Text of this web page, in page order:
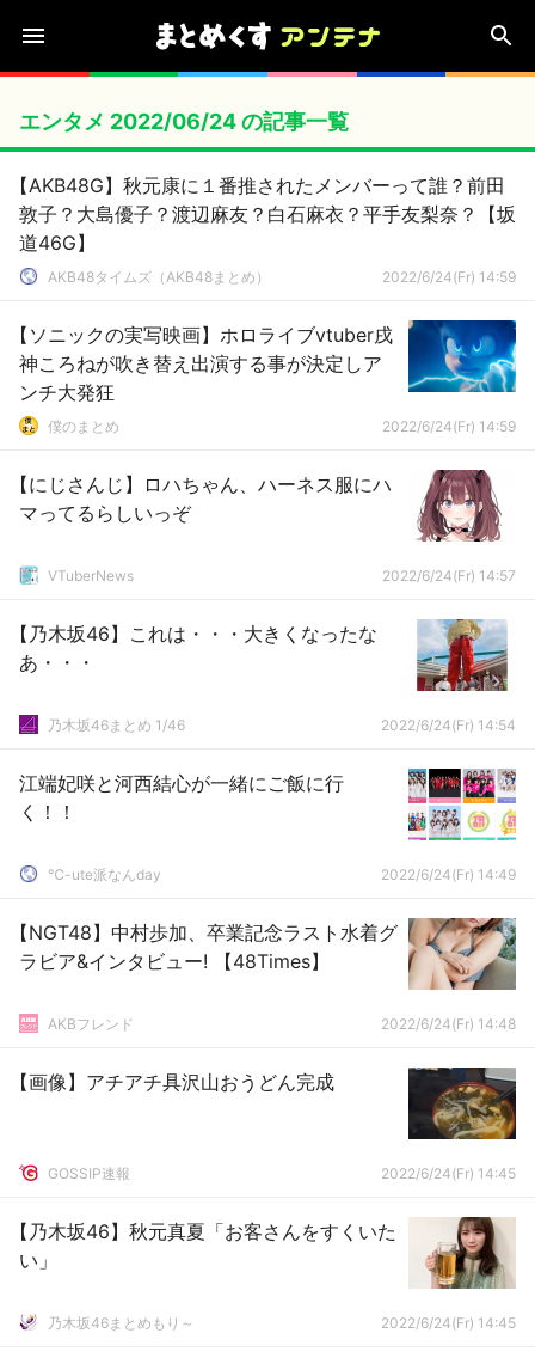
エンタメ 2022/06/24 の記事一覧
【AKB48G】秋元康に１番推されたメンバーって誰？前田
敦子？大島優子？渡辺麻友？白石麻衣？平手友梨奈？【坂
道46G】
AKB48タイムズ（AKB48まとめ） 2022/6/24(Fr) 14:59
【ソニックの実写映画】ホロライブvtuber戌
神ころねが吹き替え出演する事が決定しア
ンチ大発狂
僕のまとめ 2022/6/24(Fr) 14:59
【にじさんじ】ロハちゃん、ハーネス服にハ
マってるらしいっぞ
VTuberNews 2022/6/24(Fr) 14:57
【乃木坂46】これは・・・大きくなったな
あ・・・
乃木坂46まとめ 1/46 2022/6/24(Fr) 14:54
江端妃咲と河西結心が一緒にご飯に行
く！！
℃-ute派なんday 2022/6/24(Fr) 14:49
【NGT48】中村歩加、卒業記念ラスト水着グ
ラビア&インタビュー! 【48Times】
AKBフレンド 2022/6/24(Fr) 14:48
【画像】アチアチ具沢山おうどん完成
GOSSIP速報 2022/6/24(Fr) 14:45
【乃木坂46】秋元真夏「お客さんをすくいた
い」
乃木坂46まとめもり～ 2022/6/24(Fr) 14:45